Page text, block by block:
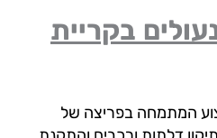
בקריית
בפריצה של